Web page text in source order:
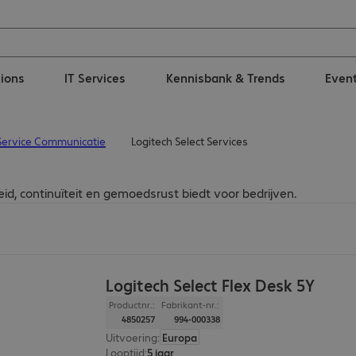
IT Services Kennisbank & Trends
Communicatie Logitech Select Services
continuïteit en gemoedsrust biedt voor bedrijven.
Logitech Select Flex Desk 5Y
Productnr.:
4850257
Fabrikant-nr.:
994-000338
Uitvoering: Europa
Looptijd:5 jaar